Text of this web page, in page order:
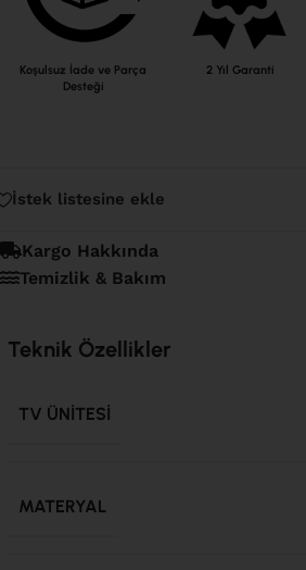
Koşulsuz İade ve Parça
Desteği
2 Yıl Garanti
İstek listesine ekle
Kargo Hakkında
Temizlik & Bakım
Teknik Özellikler
TV ÜNITESI
MATERYAL